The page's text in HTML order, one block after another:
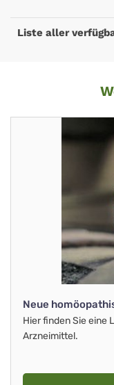
Liste aller
Neue
Hier finden Sie eine
Arzneimittel.